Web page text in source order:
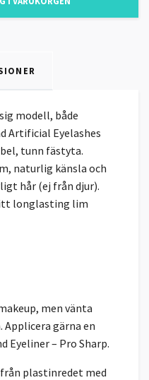
modell, både
Artificial Eyelashes
tunn fästyta.
naturlig känsla och
hår (ej från djur).
longlasting lim
men vänta
Applicera gärna en
Eyeliner – Pro Sharp.
plastinredet med